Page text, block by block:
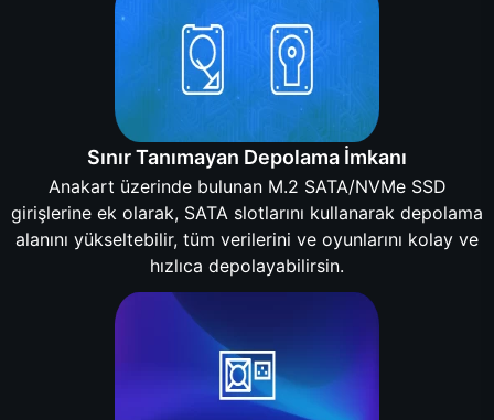
Sınır Tanımayan Depolama İmkanı
Anakart üzerinde bulunan M.2 SATA/NVMe SSD
girişlerine ek olarak, SATA slotlarını kullanarak depolama
alanını yükseltebilir, tüm verilerini ve oyunlarını kolay ve
hızlıca depolayabilirsin.